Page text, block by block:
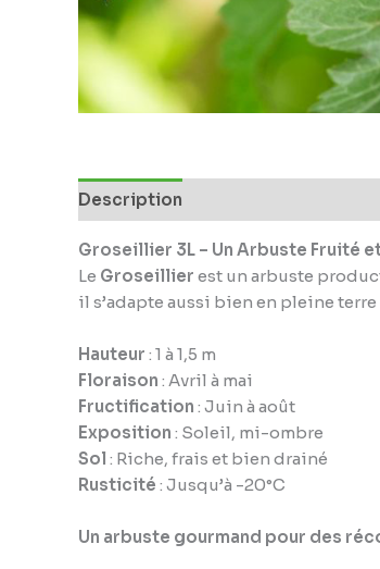
Description
Groseillier 3L – Un Arbuste Fruité
Le Groseillier est un arbuste
il s’adapte aussi bien en pleine
Hauteur : 1 à 1,5 m
Floraison : Avril à mai
Fructification : Juin à août
Exposition : Soleil, mi-ombre
Sol : Riche, frais et bien drainé
Rusticité : Jusqu’à -20°C
Un arbuste gourmand pour des